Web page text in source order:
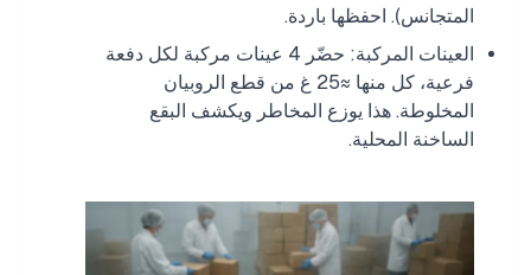
المتجانس). احفظها باردة.
العينات المركبة: حضّر 4 عينات مركبة لكل دفعة
فرعية، كل منها ≈25 غ من قطع الروبيان
المخلوطة. هذا يوزع المخاطر ويكشف البقع
الساخنة المحلية.